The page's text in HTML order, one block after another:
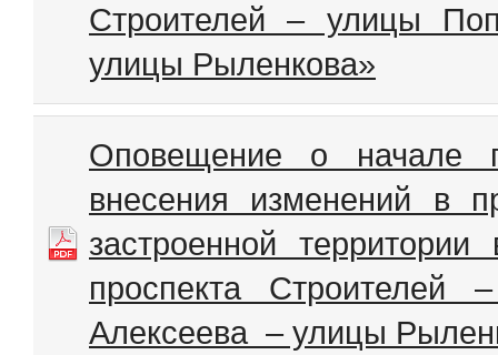
Строителей – улицы
улицы Рыленкова»
Оповещение о начале
внесения изменений в
застроенной
проспекта
Алексеева – улицы